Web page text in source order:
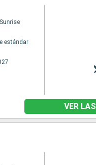
estándar
VER